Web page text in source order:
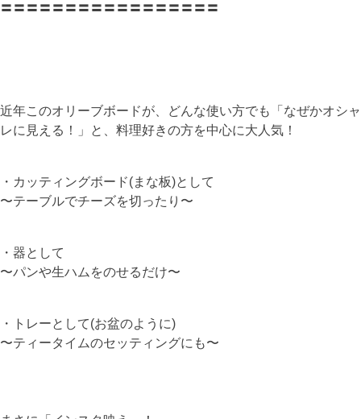
〓〓〓〓〓〓〓〓〓〓〓〓〓〓〓〓〓
近年このオリーブボードが、どんな使い方でも「なぜかオシャ
レに見える！」と、料理好きの方を中心に大人気！
・カッティングボード(まな板)として
〜テーブルでチーズを切ったり〜
・器として
〜パンや生ハムをのせるだけ〜
・トレーとして(お盆のように)
〜ティータイムのセッティングにも〜